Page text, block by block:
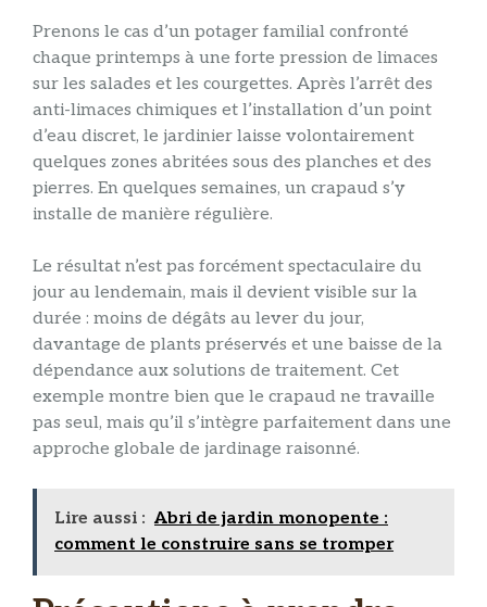
Prenons le cas d’un potager familial confronté
chaque printemps à une forte pression de limaces
sur les salades et les courgettes. Après l’arrêt des
anti-limaces chimiques et l’installation d’un point
d’eau discret, le jardinier laisse volontairement
quelques zones abritées sous des planches et des
pierres. En quelques semaines, un crapaud s’y
installe de manière régulière.
Le résultat n’est pas forcément spectaculaire du
jour au lendemain, mais il devient visible sur la
durée : moins de dégâts au lever du jour,
davantage de plants préservés et une baisse de la
dépendance aux solutions de traitement. Cet
exemple montre bien que le crapaud ne travaille
pas seul, mais qu’il s’intègre parfaitement dans une
approche globale de jardinage raisonné.
Lire aussi : Abri de jardin monopente :
comment le construire sans se tromper